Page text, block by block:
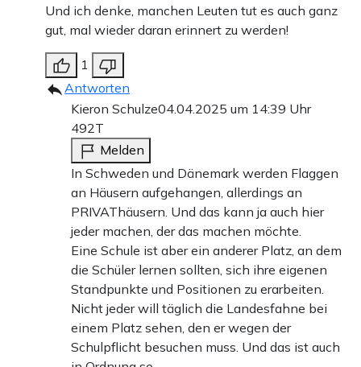
Und ich denke, manchen Leuten tut es auch ganz
gut, mal wieder daran erinnert zu werden!
1
Antworten
Kieron Schulze04.04.2025 um 14:39 Uhr
492T
Melden
In Schweden und Dänemark werden Flaggen
an Häusern aufgehangen, allerdings an
PRIVAThäusern. Und das kann ja auch hier
jeder machen, der das machen möchte.
Eine Schule ist aber ein anderer Platz, an dem
die Schüler lernen sollten, sich ihre eigenen
Standpunkte und Positionen zu erarbeiten.
Nicht jeder will täglich die Landesfahne bei
einem Platz sehen, den er wegen der
Schulpflicht besuchen muss. Und das ist auch